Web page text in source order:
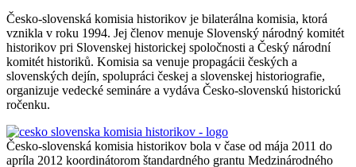
Česko-slovenská komisia historikov je bilaterálna komisia, ktorá
vznikla v roku 1994. Jej členov menuje Slovenský národný komitét
historikov pri Slovenskej historickej spoločnosti a Český národní
komitét historiků. Komisia sa venuje propagácii českých a
slovenských dejín, spolupráci českej a slovenskej historiografie,
organizuje vedecké semináre a vydáva Česko-slovenskú historickú
ročenku.
Česko-slovenská komisia historikov bola v čase od mája 2011 do
apríla 2012 koordinátorom štandardného grantu Medzinárodného